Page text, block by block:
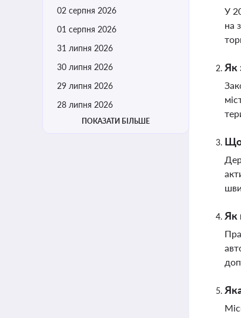
02 серпня 2026
01 серпня 2026
31 липня 2026
30 липня 2026
29 липня 2026
28 липня 2026
ПОКАЗАТИ БІЛЬШЕ
У
на
Як
Що
Як